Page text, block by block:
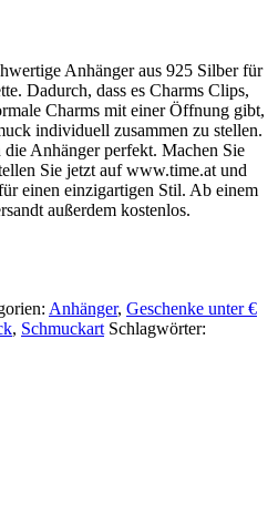
Anhänger aus 925 Silber für
Dadurch, dass es Charms Clips,
Charms mit einer Öffnung gibt,
individuell zusammen zu stellen.
Anhänger perfekt. Machen Sie
Sie jetzt auf www.time.at und
einen einzigartigen Stil. Ab einem
außerdem kostenlos.
Anhänger, Geschenke unter €
, Schmuckart Schlagwörter: